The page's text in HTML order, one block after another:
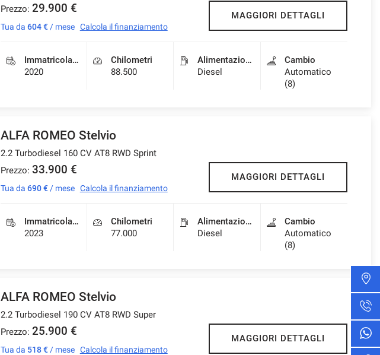
Prezzo: 29.900 €
Tua da 604 €/ mese Calcola il finanziamento
MAGGIORI DETTAGLI
Immatricolazione
2020
Chilometri
88.500
Alimentazione
Diesel
Cambio
Automatico
(8)
ALFA ROMEO Stelvio
2.2 Turbodiesel 160 CV AT8 RWD Sprint
Prezzo: 33.900 €
Tua da 690 €/ mese Calcola il finanziamento
MAGGIORI DETTAGLI
Immatricolazione
2023
Chilometri
77.000
Alimentazione
Diesel
Cambio
Automatico
(8)
ALFA ROMEO Stelvio
2.2 Turbodiesel 190 CV AT8 RWD Super
Prezzo: 25.900 €
Tua da 518 €/ mese Calcola il finanziamento
MAGGIORI DETTAGLI